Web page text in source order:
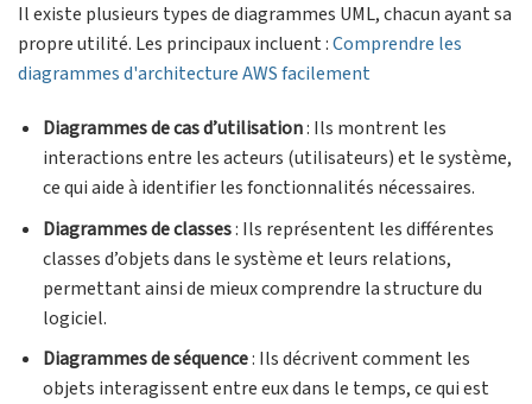
Il existe plusieurs types de diagrammes UML, chacun ayant sa
propre utilité. Les principaux incluent :Comprendre les
diagrammes d'architecture AWS facilement
Diagrammes de cas d’utilisation: Ils montrent les
interactions entre les acteurs (utilisateurs) et le système,
ce qui aide à identifier les fonctionnalités nécessaires.
Diagrammes de classes: Ils représentent les différentes
classes d’objets dans le système et leurs relations,
permettant ainsi de mieux comprendre la structure du
logiciel.
Diagrammes de séquence: Ils décrivent comment les
objets interagissent entre eux dans le temps, ce qui est